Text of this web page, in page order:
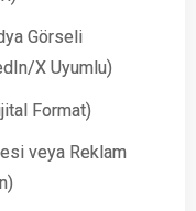
Görseli
X Uyumlu)
Format)
veya Reklam